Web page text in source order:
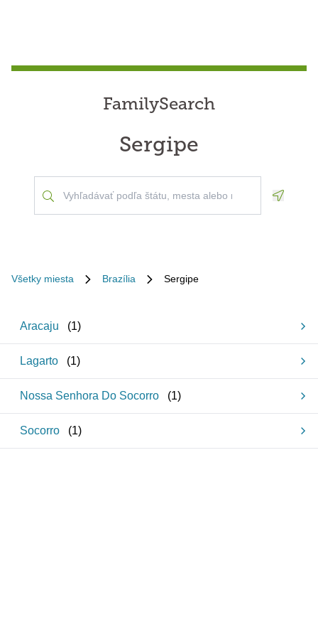
FamilySearch
Sergipe
Všetky miesta Brazília Sergipe
Aracaju (1)
Lagarto (1)
Nossa Senhora Do Socorro (1)
Socorro (1)